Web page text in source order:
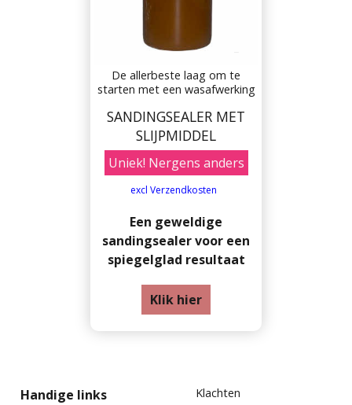
De allerbeste laag om te
starten met een wasafwerking
SANDINGSEALER MET
SLIJPMIDDEL
Uniek! Nergens anders
excl Verzendkosten
Een geweldige
sandingsealer voor een
spiegelglad resultaat
Klik hier
Handige links
Klachten